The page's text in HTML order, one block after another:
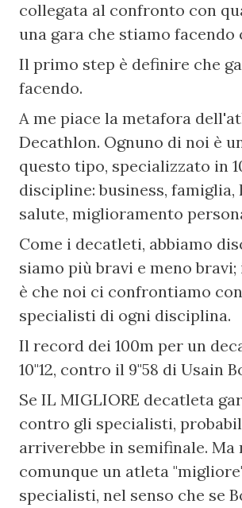
collegata al confronto con
una gara che stiamo facendo
Il primo step è definire che
facendo.
A me piace la metafora
Decathlon. Ognuno di noi è
questo tipo, specializzato in
discipline: business, famiglia,
salute, miglioramento
Come i decatleti, abbiamo
siamo più bravi e meno
è che noi ci confrontiamo
specialisti di ogni disciplina.
Il record dei 100m per un
10"12, contro il 9"58 di Usain
Se IL MIGLIORE decatleta
contro gli specialisti,
arriverebbe in semifinale. Ma
comunque un atleta
specialisti, nel senso che se